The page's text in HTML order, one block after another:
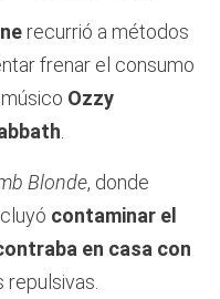
recurrió a métodos
frenar el consumo
Ozzy
Blonde, donde
contaminar el
en casa con
repulsivas.